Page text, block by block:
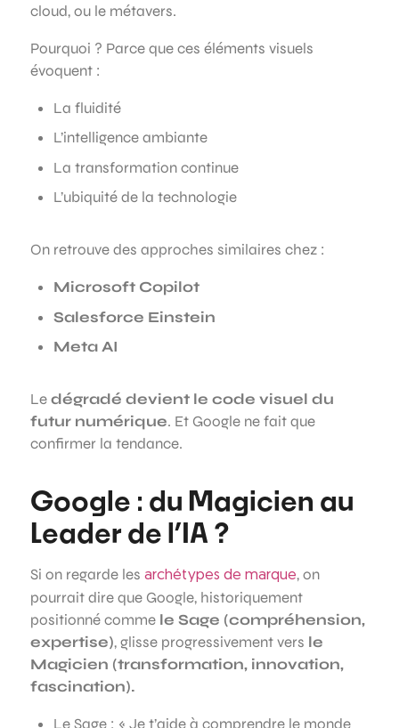
cloud, ou le métavers.
Pourquoi ? Parce que ces éléments visuels
évoquent :
La fluidité
L’intelligence ambiante
La transformation continue
L’ubiquité de la technologie
On retrouve des approches similaires chez :
Microsoft Copilot
Salesforce Einstein
Meta AI
Ledégradé devient le code visuel du
futur numérique. Et Google ne fait que
confirmer la tendance.
Google : du Magicien au
Leader de l’IA ?
Si on regarde les archétypes de marque, on
pourrait dire que Google, historiquement
positionné comme le Sage (compréhension,
expertise), glisse progressivement vers le
Magicien (transformation, innovation,
fascination).
Le Sage : « Je t’aide à comprendre le monde